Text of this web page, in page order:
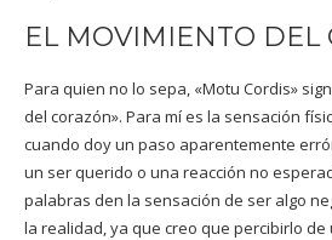
EL MOVIMIENTO DEL
Para quien no lo sepa, «Motu Cordis»
del corazón». Para mí es la sensación
cuando doy un paso aparentemente
un ser querido o una reacción no
palabras den la sensación de ser algo
la realidad, ya que creo que percibirlo